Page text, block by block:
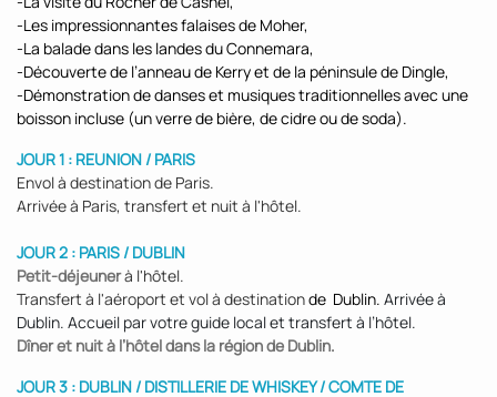
-Les impressionnantes falaises de Moher,
-La balade dans les landes du Connemara,
-Découverte de l’anneau de Kerry et de la péninsule de Dingle,
-Démonstration de danses et musiques traditionnelles avec une
boisson incluse (un verre de bière, de cidre ou de soda).
JOUR 1 : REUNION / PARIS
Envol à destination de Paris.
Arrivée à Paris, transfert et nuit à l'hôtel.
JOUR 2 : PARIS / DUBLIN
Petit-déjeunerà l'hôtel.
Transfert à l'aéroport et vol à destinationde Dublin. Arrivée à
Dublin. Accueil par votre guide local et transfert à l’hôtel.
Dîner et nuit à l’hôtel dans la région de Dublin.
JOUR 3 : DUBLIN / DISTILLERIE DE WHISKEY / COMTE DE